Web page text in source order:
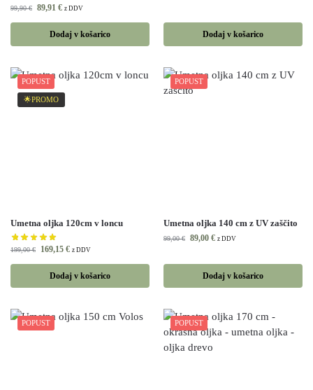
99,90€ 89,91 € z DDV
Dodaj v košarico Dodaj v košarico
POPUST
🌟PROMO
Umetna oljka 120cm v loncu
199,00€ 169,15 € z DDV
Dodaj v košarico
POPUST
Umetna oljka 140 cm z UV zaščito
99,00€ 89,00 € z DDV
Dodaj v košarico
POPUST POPUST